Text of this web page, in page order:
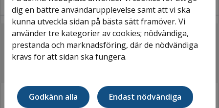
Hem Om Väsbyhem
Nyhetsarkiv
Väsbyhem summerar 2025
dig en bättre användarupplevelse samt att vi ska
kunna utveckla sidan på bästa sätt framöver. Vi
använder tre kategorier av cookies; nödvändiga,
prestanda och marknadsföring, där de nödvändiga
krävs för att sidan ska fungera.
Godkänn alla Endast nödvändiga